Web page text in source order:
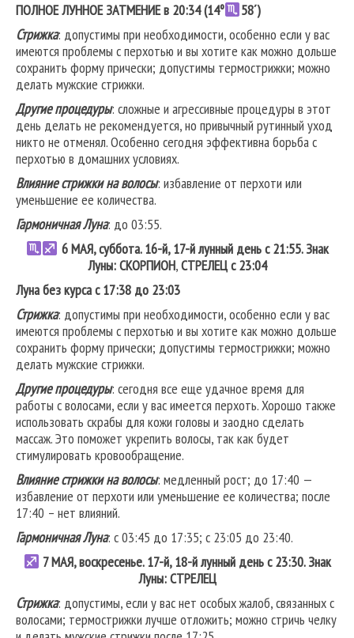
ПОЛНОЕ ЛУННОЕ ЗАТМЕНИЕ в 20:34 (14º
58´)
Стрижка: допустимы при необходимости, особенно если у вас
имеются проблемы с перхотью и вы хотите как можно дольше
сохранить форму прически; допустимы термострижки; можно
делать мужские стрижки.
Другие процедуры: сложные и агрессивные процедуры в этот
день делать не рекомендуется, но привычный рутинный уход
никто не отменял. Особенно сегодня эффективна борьба с
перхотью в домашних условиях.
Влияние стрижки на волосы: избавление от перхоти или
уменьшение ее количества.
Гармоничная Луна: до 03:55.
6 МАЯ, суббота. 16-й, 17-й лунный день с 21:55. Знак
Луны: СКОРПИОН,СТРЕЛЕЦс 23:04
Луна без курса с 17:38 до 23:03
Стрижка: допустимы при необходимости, особенно если у вас
имеются проблемы с перхотью и вы хотите как можно дольше
сохранить форму прически; допустимы термострижки; можно
делать мужские стрижки.
Другие процедуры: сегодня все еще удачное время для
работы с волосами, если у вас имеется перхоть. Хорошо также
использовать скрабы для кожи головы и заодно сделать
массаж. Это поможет укрепить волосы, так как будет
стимулировать кровообращение.
Влияние стрижки на волосы: медленный рост; до 17:40 —
избавление от перхоти или уменьшение ее количества; после
17:40 – нет влияний.
Гармоничная Луна: с 03:45 до 17:35; с 23:05 до 23:40.
7 МАЯ, воскресенье. 17-й, 18-й лунный день с 23:30. Знак
Луны: СТРЕЛЕЦ
Стрижка: допустимы, если у вас нет особых жалоб, связанных с
волосами; термострижки лучше отложить; можно стричь челку